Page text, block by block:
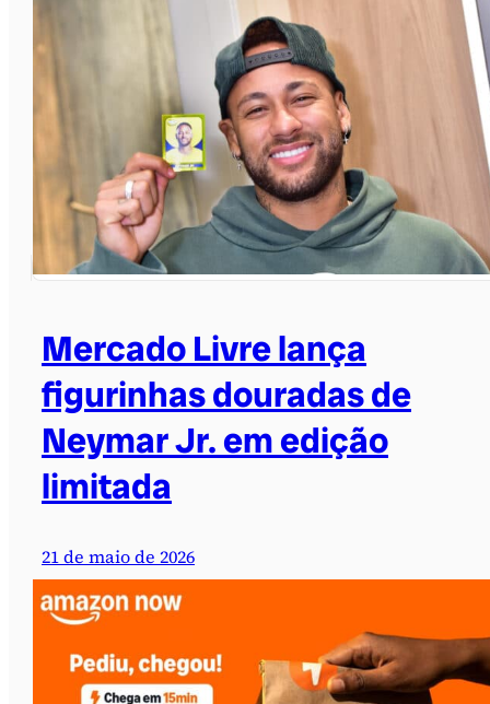
Mercado Livre lança
figurinhas douradas de
Neymar Jr. em edição
limitada
21 de maio de 2026